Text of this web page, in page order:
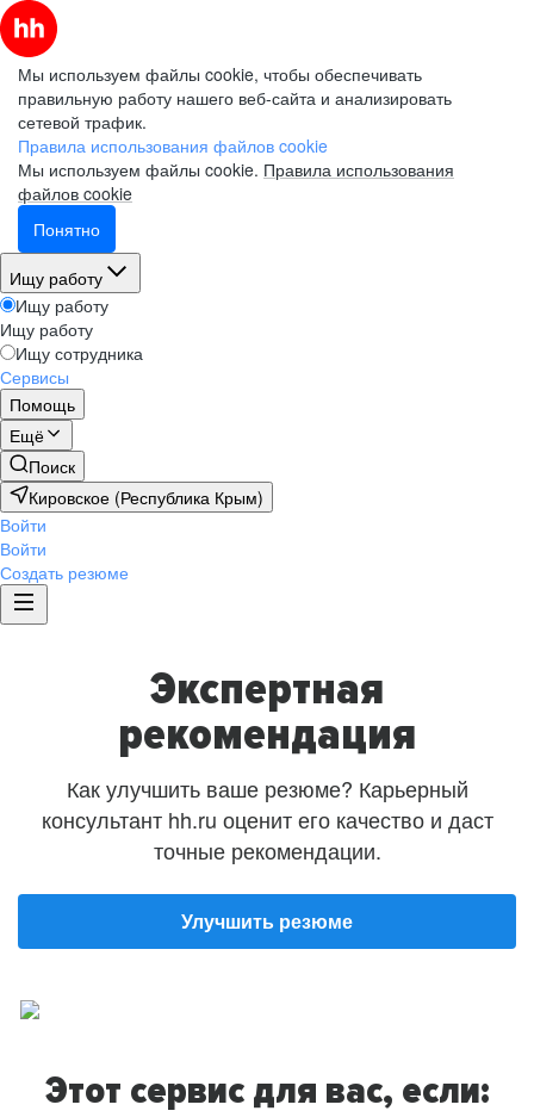
Мы используем файлы cookie, чтобы обеспечивать
правильную работу нашего веб-сайта и анализировать
сетевой трафик.
Правила использования файлов cookie
Мы используем файлы cookie. Правила использования
файлов cookie
Понятно
Ищу работу
Ищу работу
Ищу работу
Ищу сотрудника
Сервисы
Помощь
Ещё
Поиск
Кировское (Республика Крым)
Войти
Войти
Создать резюме
Экспертная
рекомендация
Как улучшить ваше резюме? Карьерный
консультант hh.ru оценит его качество и даст
точные рекомендации.
Улучшить резюме
Этот сервис для вас, если: